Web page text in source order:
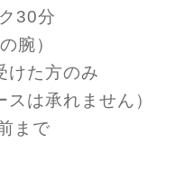
30分
腕）
けた方のみ
スは承れません）
まで